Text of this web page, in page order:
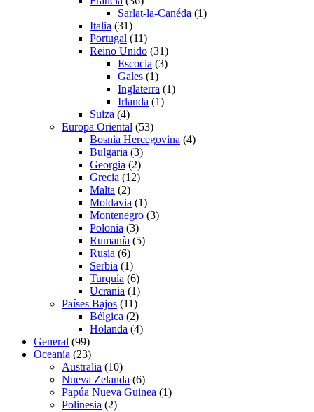
Sarlat-la-Canéda (1)
Italia (31)
Portugal (11)
Reino Unido (31)
Escocia (3)
Gales (1)
Inglaterra (1)
Irlanda (1)
Suiza (4)
Europa Oriental (53)
Bosnia Hercegovina (4)
Bulgaria (3)
Georgia (2)
Grecia (12)
Malta (2)
Moldavia (1)
Montenegro (3)
Polonia (3)
Rumanía (5)
Rusia (6)
Serbia (1)
Turquía (6)
Ucrania (1)
Países Bajos (11)
Bélgica (2)
Holanda (4)
General (99)
Oceanía (23)
Australia (10)
Nueva Zelanda (6)
Papúa Nueva Guinea (1)
Polinesia (2)